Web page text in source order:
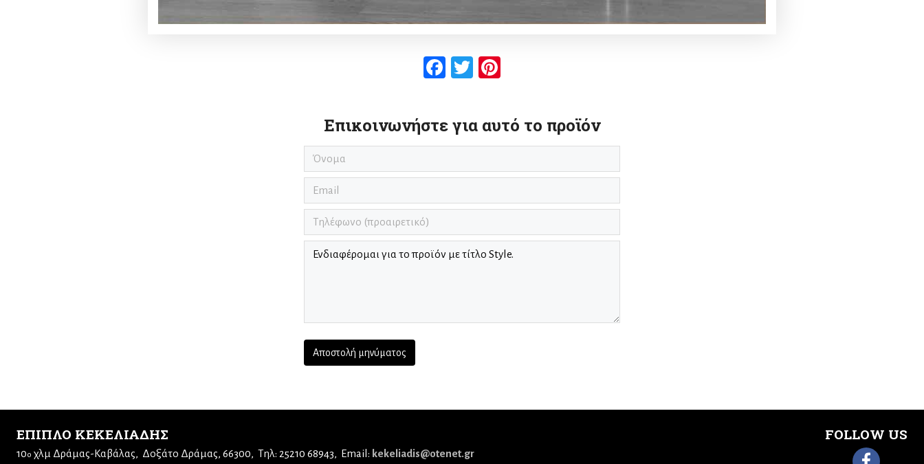
Facebook
Twitter
Επικοινωνήστε για αυτό το προϊόν
ΕΠΙΠΛΟ ΚΕΚΕΛΙΑΔΗΣ
10ο χλμ Δράμας-Καβάλας Δοξάτο Δράμας, 66300 Τηλ: 25210 68943 Email: kekeliadis@otenet.gr
FOLLOW US